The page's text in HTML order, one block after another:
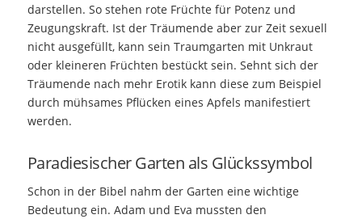
darstellen. So stehen rote Früchte für Potenz und
Zeugungskraft. Ist der Träumende aber zur Zeit sexuell
nicht ausgefüllt, kann sein Traumgarten mit Unkraut
oder kleineren Früchten bestückt sein. Sehnt sich der
Träumende nach mehr Erotik kann diese zum Beispiel
durch mühsames Pflücken eines Apfels manifestiert
werden.
Paradiesischer Garten als Glückssymbol
Schon in der Bibel nahm der Garten eine wichtige
Bedeutung ein. Adam und Eva mussten den